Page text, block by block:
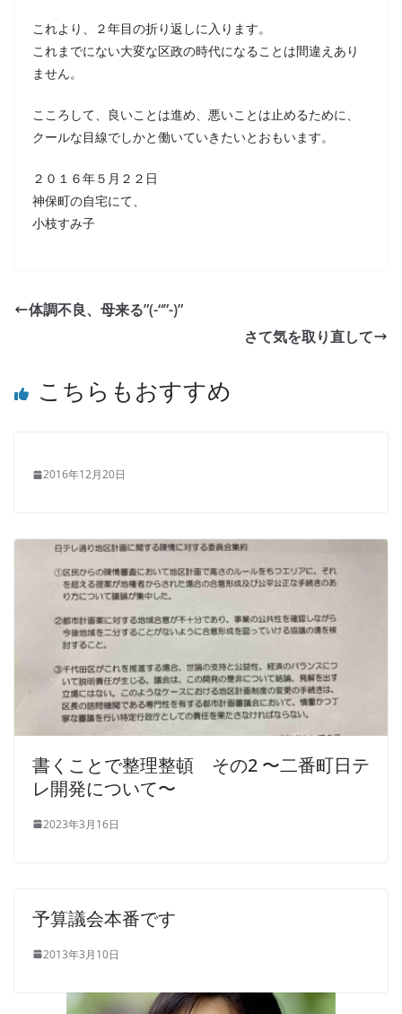
これより、２年目の折り返しに入ります。
これまでにない大変な区政の時代になることは間違えあり
ません。
こころして、良いことは進め、悪いことは止めるために、
クールな目線でしかと働いていきたいとおもいます。
２０１６年５月２２日
神保町の自宅にて、
小枝すみ子
体調不良、母来る”(-“”-)”
さて気を取り直して
こちらもおすすめ
2016年12月20日
書くことで整理整頓 その2 〜二番町日テ
レ開発について〜
2023年3月16日
予算議会本番です
2013年3月10日